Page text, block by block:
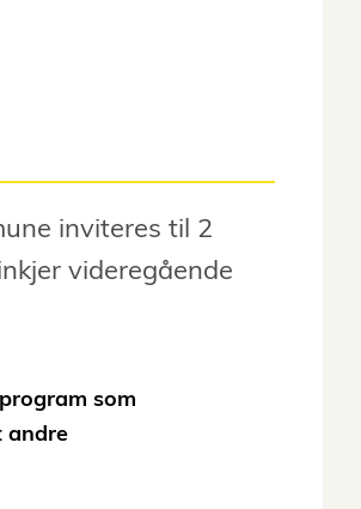
inviteres til 2
videregående
som
andre